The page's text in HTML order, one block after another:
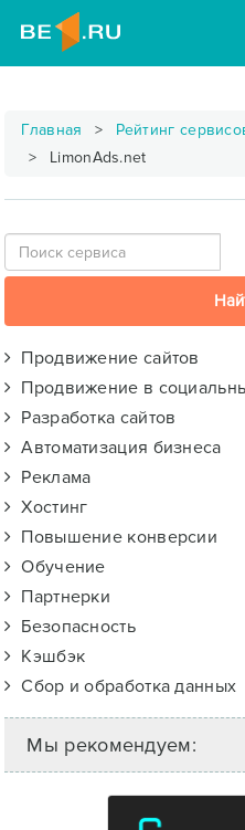
Главная Рейтинг
LimonAds.net
Продвижение сайтов
Продвижение в
Разработка сайтов
Автоматизация бизнеса
Реклама
Хостинг
Повышение конверсии
Обучение
Партнерки
Безопасность
Кэшбэк
Сбор и обработка данных
Мы рекомендуем: